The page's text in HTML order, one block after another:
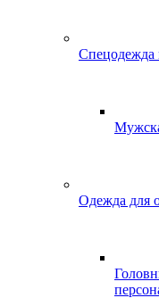
Спецодежда
Одежда для